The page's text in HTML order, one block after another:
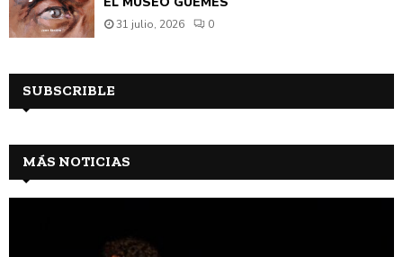
31 julio, 2026 0
SUBSCRIBLE
MÁS NOTICIAS